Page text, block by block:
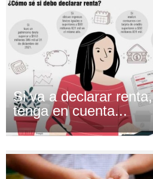
Si va a declarar renta,
tenga en cuenta...